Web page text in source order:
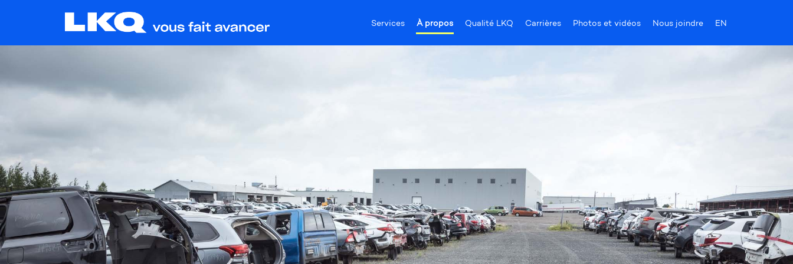
Services À propos Qualité LKQ Carrières Photos et vidéos Nous joindre EN